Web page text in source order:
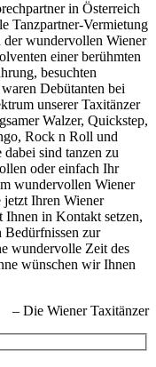
in Österreich
Tanzpartner-Vermietung
der wundervollen Wiener
einer berühmten
besuchten
Debütanten bei
unserer Taxitänzer
Walzer, Quickstep,
Rock n Roll und
sind tanzen zu
oder einfach Ihr
wundervollen Wiener
jetzt Ihren Wiener
Ihnen in Kontakt setzen,
Bedürfnissen zur
wundervolle Zeit des
wünschen wir Ihnen
– Die Wiener Taxitänzer